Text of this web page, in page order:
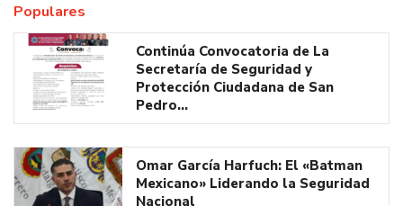
Populares
Continúa Convocatoria de La
Secretaría de Seguridad y
Protección Ciudadana de San
Pedro…
Omar García Harfuch: El «Batman
Mexicano» Liderando la Seguridad
Nacional